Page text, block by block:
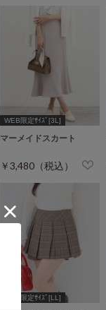
WEB限定ｻｲｽﾞ[3L]
マーメイドスカート
￥3,480（税込）
WEB限定ｻｲｽﾞ[LL]